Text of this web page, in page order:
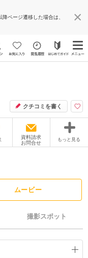
ページ遷移した場合は、
クチコミを書く
資料請求
お問合せ
もっと見る
ービー
ログ
スタジオトップ
ムービー
撮影スポット